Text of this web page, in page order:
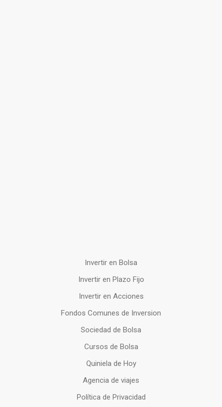
Invertir en Bolsa
Invertir en Plazo Fijo
Invertir en Acciones
Fondos Comunes de Inversion
Sociedad de Bolsa
Cursos de Bolsa
Quiniela de Hoy
Agencia de viajes
Política de Privacidad